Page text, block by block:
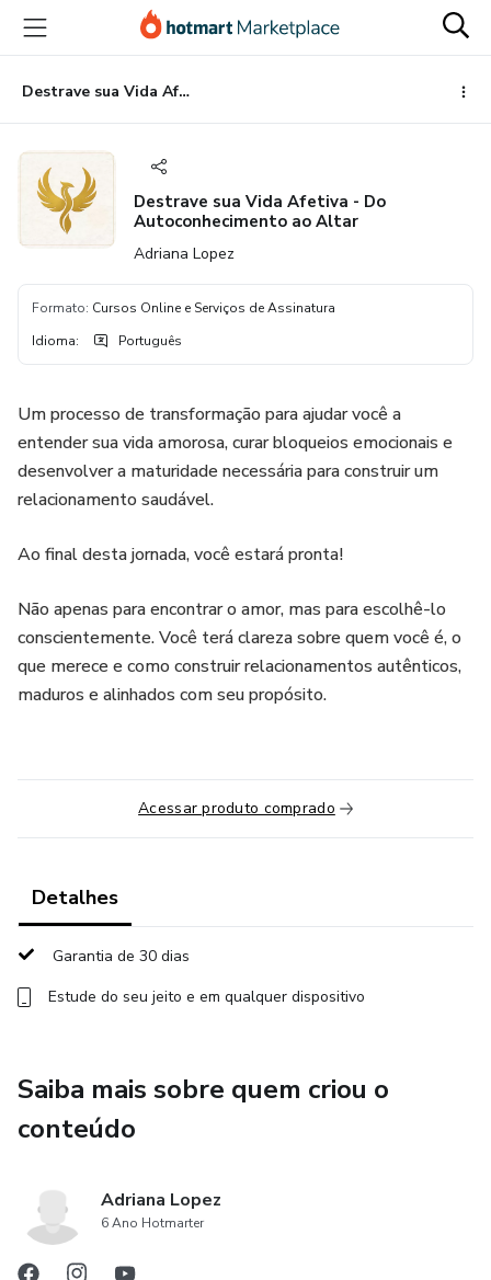
para
conteúdo
principal
para
pagamento
para
rodapé
Destrave sua Vida Afetiva - Do Autoconhecimento ao Altar
Destrave sua Vida Afetiva - Do
Autoconhecimento ao Altar
Adriana Lopez
Formato: Cursos Online e Serviços de Assinatura
Idioma: Português
Um processo de transformação para ajudar você a
entender sua vida amorosa, curar bloqueios emocionais e
desenvolver a maturidade necessária para construir um
relacionamento saudável.
Ao final desta jornada, você estará pronta!
Não apenas para encontrar o amor, mas para escolhê-lo
conscientemente. Você terá clareza sobre quem você é, o
que merece e como construir relacionamentos autênticos,
maduros e alinhados com seu propósito.
Acessar produto comprado
Detalhes
Garantia de 30 dias
Estude do seu jeito e em qualquer dispositivo
Saiba mais sobre quem criou o
conteúdo
Adriana Lopez
6 Ano Hotmarter